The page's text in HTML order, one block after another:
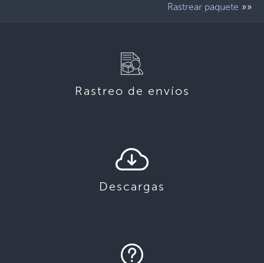
Rastrear paquete »»
Rastreo de envíos
Descargas